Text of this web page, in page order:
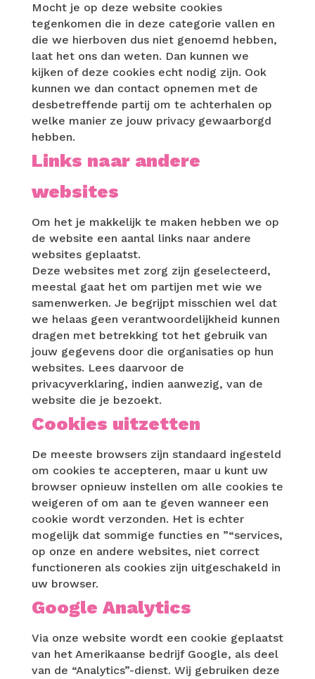
Mocht je op deze website cookies
tegenkomen die in deze categorie vallen en
die we hierboven dus niet genoemd hebben,
laat het ons dan weten. Dan kunnen we
kijken of deze cookies echt nodig zijn. Ook
kunnen we dan contact opnemen met de
desbetreffende partij om te achterhalen ​op
welke manier ze jouw privacy gewaarborgd
hebben.
Links naar andere
websites
Om het je makkelijk te maken hebben we op
de website een aantal links naar andere
websites geplaatst.
Deze websites met zorg zijn geselecteerd,
meestal gaat het om partijen met wie we
samenwerken. Je begrijpt misschien wel dat
we helaas geen verantwoordelijkheid kunnen
dragen met betrekking tot het gebruik van
jouw gegevens door die organisaties op hun
websites. Lees daarvoor de
privacyverklaring, indien aanwezig, van de
website die je bezoekt.
Cookies uitzetten
De meeste browsers zijn standaard ingesteld
om cookies te accepteren, maar u kunt uw
browser opnieuw instellen om alle cookies te
weigeren of om aan te geven wanneer een
cookie wordt verzonden. Het is echter
mogelijk dat sommige functies en ”“services,
op onze en andere websites, niet correct
functioneren als cookies zijn uitgeschakeld in
uw browser.
Google Analytics
Via onze website wordt een cookie geplaatst
van het Amerikaanse bedrijf Google, als deel
van de “Analytics”-dienst. Wij gebruiken deze